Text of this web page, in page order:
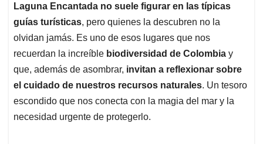
Laguna Encantada no suele figurar en las típicas
guías turísticas, pero quienes la descubren no la
olvidan jamás. Es uno de esos lugares que nos
recuerdan la increíble biodiversidad de Colombia y
que, además de asombrar, invitan a reflexionar sobre
el cuidado de nuestros recursos naturales. Un tesoro
escondido que nos conecta con la magia del mar y la
necesidad urgente de protegerlo.